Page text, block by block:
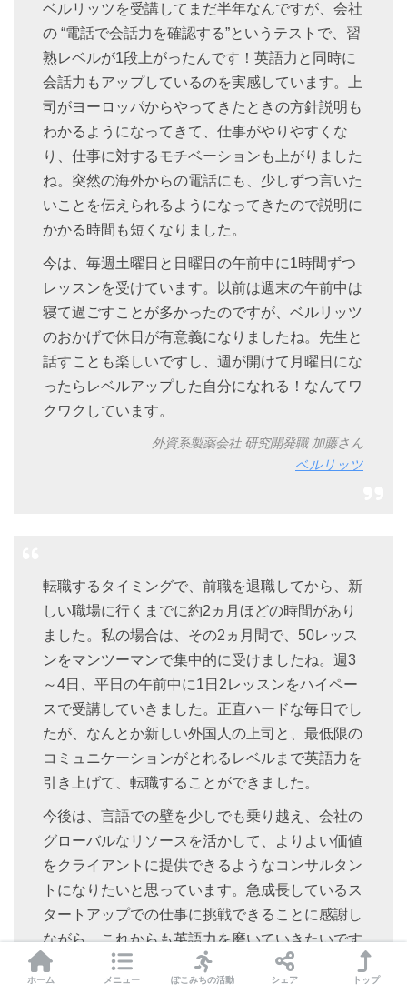
ベルリッツを受講してまだ半年なんですが、会社
の “電話で会話力を確認する”というテストで、習
熟レベルが1段上がったんです！英語力と同時に
会話力もアップしているのを実感しています。上
司がヨーロッパからやってきたときの方針説明も
わかるようになってきて、仕事がやりやすくな
り、仕事に対するモチベーションも上がりました
ね。突然の海外からの電話にも、少しずつ言いた
いことを伝えられるようになってきたので説明に
かかる時間も短くなりました。
今は、毎週土曜日と日曜日の午前中に1時間ずつ
レッスンを受けています。以前は週末の午前中は
寝て過ごすことが多かったのですが、ベルリッツ
のおかげで休日が有意義になりましたね。先生と
話すことも楽しいですし、週が開けて月曜日にな
ったらレベルアップした自分になれる！なんてワ
クワクしています。
外資系製薬会社 研究開発職 加藤さん
ベルリッツ
転職するタイミングで、前職を退職してから、新
しい職場に行くまでに約2ヵ月ほどの時間があり
ました。私の場合は、その2ヵ月間で、50レッス
ンをマンツーマンで集中的に受けましたね。週3
～4日、平日の午前中に1日2レッスンをハイペー
スで受講していきました。正直ハードな毎日でし
たが、なんとか新しい外国人の上司と、最低限の
コミュニケーションがとれるレベルまで英語力を
引き上げて、転職することができました。
今後は、言語での壁を少しでも乗り越え、会社の
グローバルなリソースを活かして、よりよい価値
をクライアントに提供できるようなコンサルタン
トになりたいと思っています。急成長しているス
タートアップでの仕事に挑戦できることに感謝し
ながら、これからも英語力を磨いていきたいです
ね。
ホーム メニュー ぽこみちの活動 シェア トップ